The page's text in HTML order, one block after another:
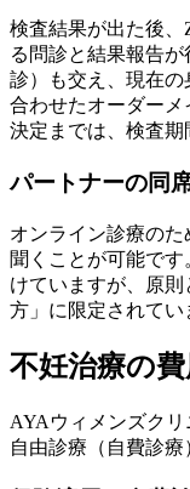
検査結果が出た後、
る問診と結果報告
診）も交え、現在
合わせたオーダー
決定までは、検査期
パートナーの同
オンライン診療の
聞くことが可能で
けていますが、原
方」に限定されてい
不妊治療の
AYAウィメンズク
自由診療（自費診療